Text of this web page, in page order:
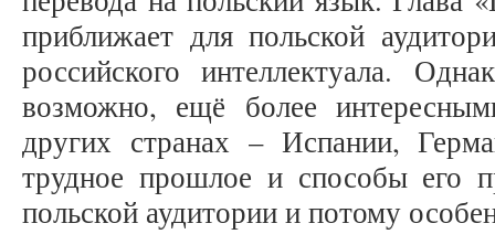
приближает для польской
российского интеллектуала.
возможно, ещё более
других странах – Испании,
трудное прошлое и способы его
польской аудитории и потому